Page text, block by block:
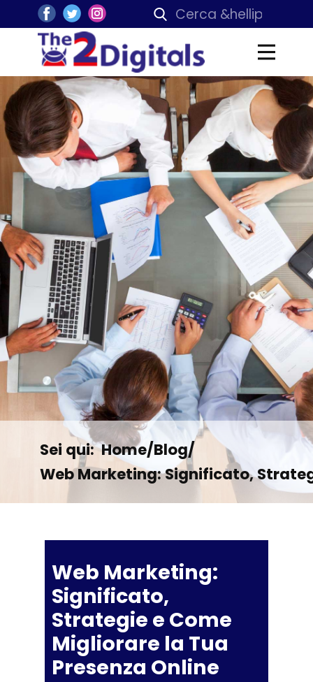
Sei qui:Home/Blog/
Web Marketing: Significato,
Web Marketing:
Significato,
Strategie e Come
Migliorare la Tua
Presenza Online